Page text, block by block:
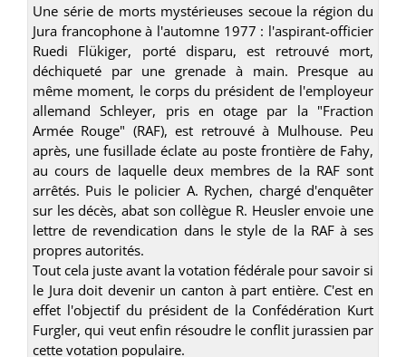
Une série de morts mystérieuses secoue la région du
Jura francophone à l'automne 1977 : l'aspirant-officier
Ruedi Flükiger, porté disparu, est retrouvé mort,
déchiqueté par une grenade à main. Presque au
même moment, le corps du président de l'employeur
allemand Schleyer, pris en otage par la "Fraction
Armée Rouge" (RAF), est retrouvé à Mulhouse. Peu
après, une fusillade éclate au poste frontière de Fahy,
au cours de laquelle deux membres de la RAF sont
arrêtés. Puis le policier A. Rychen, chargé d'enquêter
sur les décès, abat son collègue R. Heusler envoie une
lettre de revendication dans le style de la RAF à ses
propres autorités.
Tout cela juste avant la votation fédérale pour savoir si
le Jura doit devenir un canton à part entière. C'est en
effet l'objectif du président de la Confédération Kurt
Furgler, qui veut enfin résoudre le conflit jurassien par
cette votation populaire.